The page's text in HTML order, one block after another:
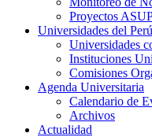
Proyectos
Universidades del Perú
Universidades
Instituciones
Comisiones
Agenda Universitaria
Calendario de
Archivos
Actualidad